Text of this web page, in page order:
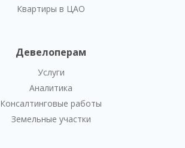
Квартиры в ЦАО
Девелоперам
Услуги
Аналитика
Консалтинговые работы
Земельные участки